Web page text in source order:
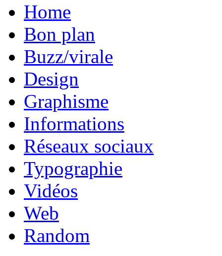
Home
Bon plan
Buzz/virale
Design
Graphisme
Informations
Réseaux sociaux
Typographie
Vidéos
Web
Random